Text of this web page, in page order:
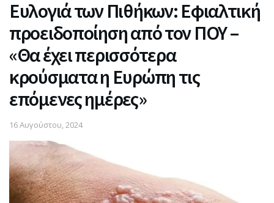
Ευλογιά των Πιθήκων: Εφιαλτική
προειδοποίηση από τον ΠΟΥ –
«Θα έχει περισσότερα
κρούσματα η Ευρώπη τις
επόμενες ημέρες»
16 Αυγούστου, 2024